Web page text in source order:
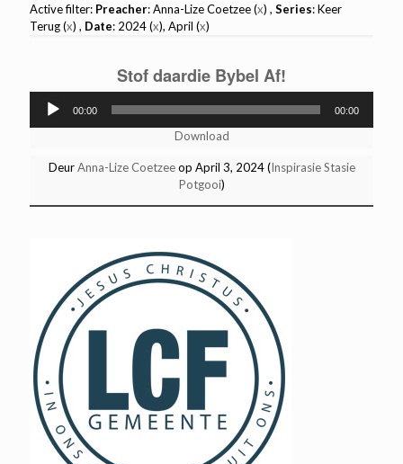
Active filter: Preacher: Anna-Lize Coetzee (x) , Series: Keer
Terug (x) , Date: 2024 (x), April (x)
Stof daardie Bybel Af!
Player
00:00 00:00
Download
DeurAnna-Lize Coetzeeop April 3, 2024 (Inspirasie Stasie
Potgooi)